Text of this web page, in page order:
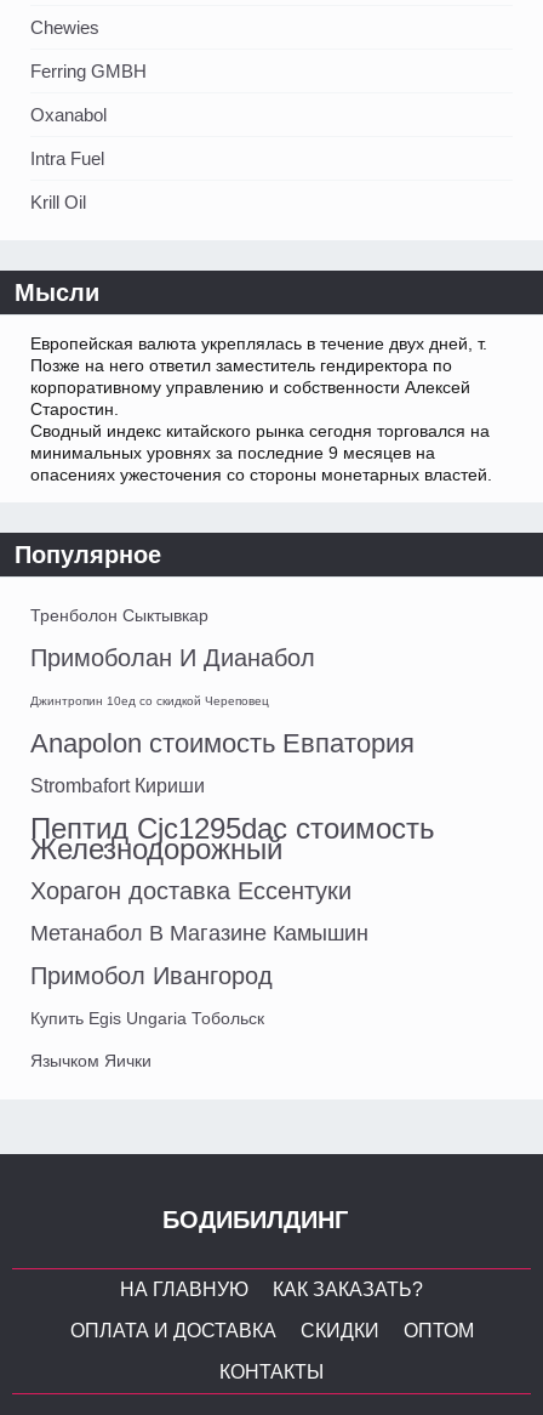
Chewies
Ferring GMBH
Oxanabol
Intra Fuel
Krill Oil
Мысли
Европейская валюта укреплялась в течение двух дней, т.
Позже на него ответил заместитель гендиректора по
корпоративному управлению и собственности Алексей
Старостин.
Сводный индекс китайского рынка сегодня торговался на
минимальных уровнях за последние 9 месяцев на
опасениях ужесточения со стороны монетарных властей.
Популярное
Тренболон Сыктывкар
Примоболан И Дианабол
Джинтропин 10ед со скидкой Череповец
Anapolon стоимость Евпатория
Strombafort Кириши
Пептид Cjc1295dac стоимость
Железнодорожный
Хорагон доставка Ессентуки
Метанабол В Магазине Камышин
Примобол Ивангород
Купить Egis Ungaria Тобольск
Язычком Яички
БОДИБИЛДИНГ
НА ГЛАВНУЮ
КАК ЗАКАЗАТЬ?
ОПЛАТА И ДОСТАВКА
СКИДКИ
ОПТОМ
КОНТАКТЫ